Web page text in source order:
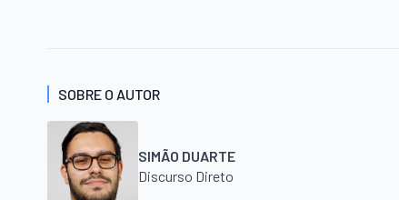
SOBRE O AUTOR
SIMÃO DUARTE
Discurso Direto